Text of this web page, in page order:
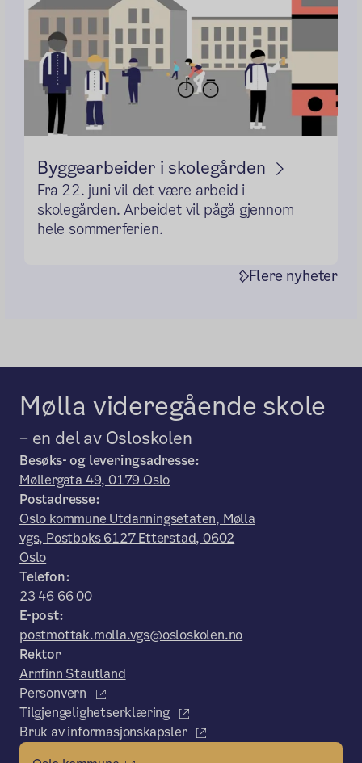
Byggearbeider i skolegården
Fra 22. juni vil det være arbeid i
skolegården. Arbeidet vil pågå gjennom
hele sommerferien.
Flere nyheter
Mølla videregående skole
– en del av Osloskolen
Besøks- og leveringsadresse:
Møllergata 49, 0179 Oslo
Postadresse:
Oslo kommune Utdanningsetaten, Mølla
vgs, Postboks 6127 Etterstad, 0602
Oslo
Telefon:
23 46 66 00
E-post:
postmottak.molla.vgs@osloskolen.no
Rektor
Arnfinn Stautland
Personvern
Tilgjengelighetserklæring
Bruk av informasjonskapsler